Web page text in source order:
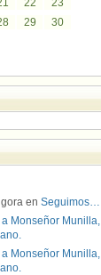
22
23
29
30
en Seguimos…
Monseñor Munilla,
Monseñor Munilla,